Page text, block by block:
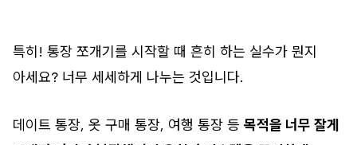
특히! 통장 쪼개기를 시작할 때 흔히 하는 실수가 뭔지
아세요? 너무 세세하게 나누는 것입니다.
데이트 통장, 옷 구매 통장, 여행 통장 등목적을 너무 잘게